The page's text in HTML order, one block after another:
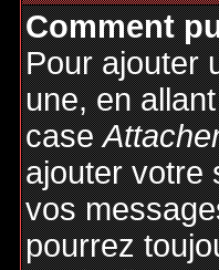
Comment
Pour ajouter
une, en
case
ajouter votre
vos
pourrez